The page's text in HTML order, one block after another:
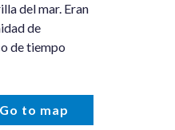
del mar. Eran
de
de tiempo
Go to map